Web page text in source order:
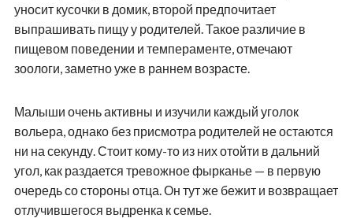
уносит кусочки в домик, второй предпочитает
выпрашивать пищу у родителей. Такое различие в
пищевом поведении и темпераменте, отмечают
зоологи, заметно уже в раннем возрасте.
Малыши очень активны и изучили каждый уголок
вольера, однако без присмотра родителей не остаются
ни на секунду. Стоит кому-то из них отойти в дальний
угол, как раздается тревожное фырканье — в первую
очередь со стороны отца. Он тут же бежит и возвращает
отлучившегося выдренка к семье.